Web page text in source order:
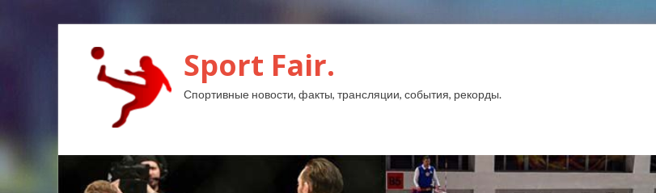
Sport Fair.
Спортивные новости, факты, трансляции, события, рекорды.